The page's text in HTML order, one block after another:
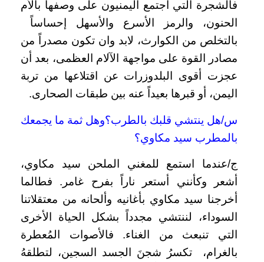
فالشجرة التي اجتمع اليمنيون على وصفها بالأم
الحنون، والرمز الأسرع والأسهل إحساساً
بالتخلص من الكوارث، لابد وان تكون مصدراً من
مصادر القوة على مواجهة الآلام العظمى، بعد أن
عجزت أقوى البلدوزرات عن اقتلاعها من تربة
اليمن، أو قبرها بعيداً عنه بين طبقات الصحارى.
س/هل ينتشي قلبك بالطرب؟وهل ثمة ما يجمعك
بالمطرب سيد مكاوي؟
ج/عندما استمع للمغني الملحن سيد مكاوي،
أشعر وكأنني أستعر ناراً بفرح غامر. فطالما
أخرجنا سيد مكاوي بأغانيه وألحانه من معتقلاتنا
السوداء، لننتشي مجدداً بشكل الحياة الأخرى
التي تنبعث من الغناء. فالأصوات المُعطرة
بالغرام، تكسرُ شجنَ الجسد السجين، لتطلقهُ